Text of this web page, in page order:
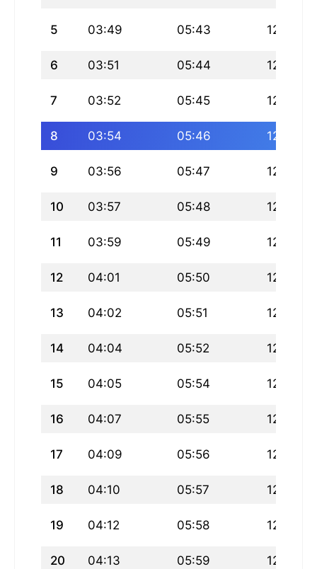
5 03:49 05:43 12:53
6 03:51 05:44 12:53
7 03:52 05:45 12:53
8 03:54 05:46 12:52
9 03:56 05:47 12:52
10 03:57 05:48 12:52
11 03:59 05:49 12:52
12 04:01 05:50 12:52
13 04:02 05:51 12:52
14 04:04 05:52 12:51
15 04:05 05:54 12:51
16 04:07 05:55 12:51
17 04:09 05:56 12:51
18 04:10 05:57 12:51
19 04:12 05:58 12:50
20 04:13 05:59 12:50